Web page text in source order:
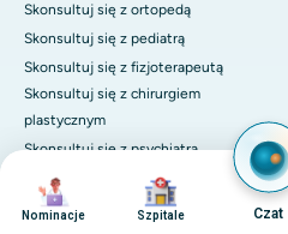
Obraz
Nominacje
Obraz
Szpitale Czat
Skonsultuj się z ortopedą
Skonsultuj się z pediatrą
Skonsultuj się z fizjoterapeutą
Skonsultuj się z chirurgiem
plastycznym
Skonsultuj się z psychiatrą
Skonsultuj się z pulmonologiem
Skonsultuj się z reumatologiem